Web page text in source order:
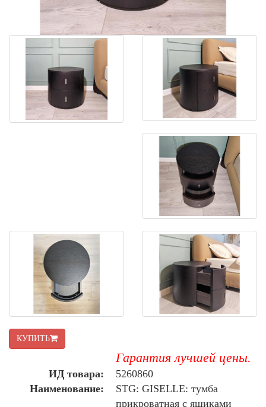
КУПИТЬ
Гарантия лучшей цены.
ИД товара:
5260860
Наименование:
STG: GISELLE: тумба
прикроватная с ящиками